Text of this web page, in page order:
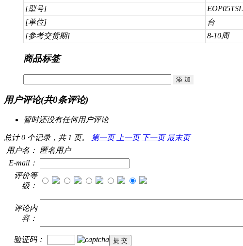
[型号]
EOP05TSL
[单位]
台
[参考交货期]
8-10周
商品标签
用户评论(共0条评论)
暂时还没有任何用户评论
总计 0 个记录，共 1 页。 第一页 上一页 下一页 最末页
用户名：
匿名用户
E-mail：
评价等
级：
评论内
容：
验证码：